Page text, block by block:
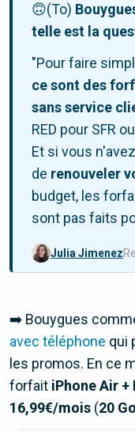
🙃(To)
telle est la
"Pour faire
ce sont des
sans service
RED pour SFR
Et si vous
de renouveler
budget, les
sont pas faits
Julia Jimenez
➡️ Bouygues
avec téléphone qui
les promos. En ce
forfait iPhone Air +
16,99€/mois (20 Go